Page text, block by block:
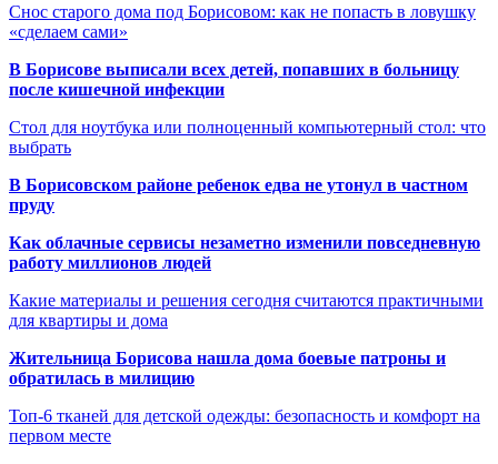
Снос старого дома под Борисовом: как не попасть в ловушку
«сделаем сами»
В Борисове выписали всех детей, попавших в больницу
после кишечной инфекции
Стол для ноутбука или полноценный компьютерный стол: что
выбрать
В Борисовском районе ребенок едва не утонул в частном
пруду
Как облачные сервисы незаметно изменили повседневную
работу миллионов людей
Какие материалы и решения сегодня считаются практичными
для квартиры и дома
Жительница Борисова нашла дома боевые патроны и
обратилась в милицию
Топ-6 тканей для детской одежды: безопасность и комфорт на
первом месте